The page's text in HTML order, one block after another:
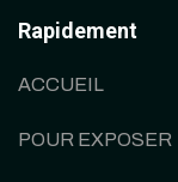
Rapidement
ACCUEIL
POUR EXPOSER